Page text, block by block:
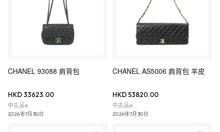
CHANEL 93088 肩背包
HKD 33623.00
中古品A
2026年7月30日
CHANEL AS5006 肩背包 羊皮
HKD 53820.00
中古品A
2026年7月30日